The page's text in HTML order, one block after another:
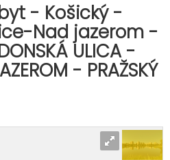
- Košický -
Nad jazerom -
ULICA -
- PRAŽSKÝ